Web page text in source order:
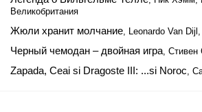
Великобритания
Жюли хранит молчание, Leonardo Van
Черный чемодан – двойная игра, Стивен
Zapada, Ceai si Dragoste III: ...si Noroc,